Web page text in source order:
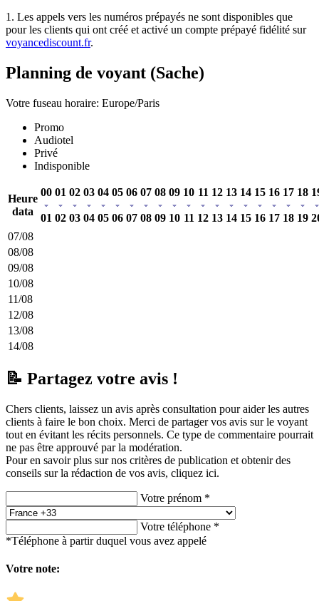
1. Les appels vers les numéros prépayés ne sont disponibles que
pour les clients qui ont créé et activé un compte prépayé fidélité sur
voyancediscount.fr.
Planning de voyant (Sache)
Votre fuseau horaire: Europe/Paris
Promo
Audiotel
Privé
Indisponible
Heure
data
00
01
01
02
02
03
03
04
04
05
05
06
06
07
07
08
08
09
09
10
10
11
11
12
12
13
13
14
14
15
15
16
16
17
17
18
18
19
07/08
08/08
09/08
10/08
11/08
12/08
13/08
14/08
📝 Partagez votre avis !
Chers clients, laissez un avis après consultation pour aider les autres
clients à faire le bon choix. Merci de partager vos avis sur le voyant
tout en évitant les récits personnels. Ce type de commentaire pourrait
ne pas être approuvé par la modération.
Pour en savoir plus sur nos critères de publication et obtenir des
conseils sur la rédaction de vos avis, cliquez ici.
Votre prénom *
Votre téléphone *
*Téléphone à partir duquel vous avez appelé
Votre note: